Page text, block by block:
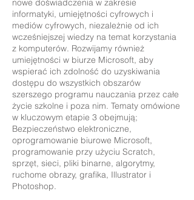
nowe doświadczenia w zakresie
informatyki, umiejętności cyfrowych i
mediów cyfrowych, niezależnie od ich
wcześniejszej wiedzy na temat korzystania
z komputerów. Rozwijamy również
umiejętności w biurze Microsoft, aby
wspierać ich zdolność do uzyskiwania
dostępu do wszystkich obszarów
szerszego programu nauczania przez całe
życie szkolne i poza nim. Tematy omówione
w kluczowym etapie 3 obejmują;
Bezpieczeństwo elektroniczne,
oprogramowanie biurowe Microsoft,
programowanie przy użyciu Scratch,
sprzęt, sieci, pliki binarne, algorytmy,
ruchome obrazy, grafika, Illustrator i
Photoshop.